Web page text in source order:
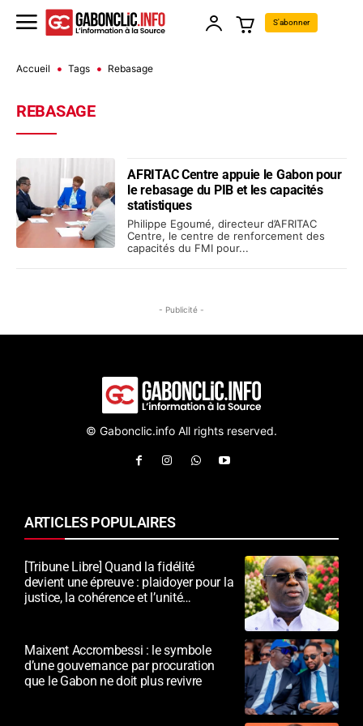
S'abonner
Accueil Tags Rebasage
REBASAGE
AFRITAC Centre appuie le Gabon pour
le rebasage du PIB et les capacités
statistiques
Philippe Egoumé, directeur d’AFRITAC
Centre, le centre de renforcement des
capacités du FMI pour...
- Publicité -
© Gabonclic.info All rights reserved.
ARTICLES POPULAIRES
[Tribune Libre] Quand la fidélité
devient une épreuve : plaidoyer pour la
justice, la cohérence et l’unité
Maixent Accrombessi : le symbole
d’une gouvernance par procuration
que le Gabon ne doit plus revivre